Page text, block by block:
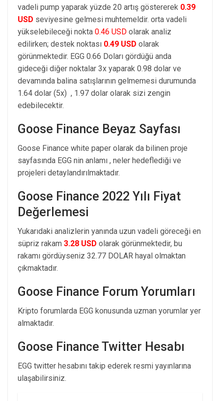
vadeli pump yaparak yüzde 20 artış göstererek 0.39
USD seviyesine gelmesi muhtemeldir. orta vadeli
yükselebileceği nokta 0.46 USD olarak analiz
edilirken; destek noktası 0.49 USD olarak
görünmektedir. EGG 0.66 Doları gördüğü anda
gideceği diğer noktalar 3x yaparak 0.98 dolar ve
devamında balina satışlarının gelmemesi durumunda
1.64 dolar (5x) , 1.97 dolar olarak sizi zengin
edebilecektir.
Goose Finance Beyaz Sayfası
Goose Finance white paper olarak da bilinen proje
sayfasında EGG nin anlamı , neler hedeflediği ve
projeleri detaylandırılmaktadır.
Goose Finance 2022 Yılı Fiyat
Değerlemesi
Yukarıdaki analizlerin yanında uzun vadeli göreceği en
süpriz rakam 3.28 USD olarak görünmektedir, bu
rakamı gördüyseniz 32.77 DOLAR hayal olmaktan
çıkmaktadır.
Goose Finance Forum Yorumları
Kripto forumlarda EGG konusunda uzman yorumlar yer
almaktadır.
Goose Finance Twitter Hesabı
EGG twitter hesabını takip ederek resmi yayınlarına
ulaşabilirsiniz.